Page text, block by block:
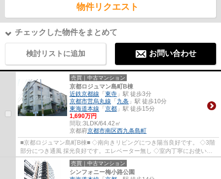
物件リクエスト
チェックした物件をまとめて
検討リストに追加 お問い合わせ
売買｜中古マンション
京都ロジュマン島町B棟
近鉄京都線 「東寺 」駅 徒歩3分
京都市営烏丸線 「九条 」駅 徒歩10分
東海道本線 「京都 」駅 徒歩15分
1,690万円
間取:3LDK/64.42㎡
京都府京都市南区西九条島町
■京都ロジュマン島町B棟■ ◇南向きリビングにつき陽当良好です。 ◇3階
部分につき通風 採光良好です。エレベーター無し ◇室内丁寧にお使いで
す。 ◇物件からイオンモール京都まで徒歩7分
売買｜中古マンション
シンフォニー梅小路公園